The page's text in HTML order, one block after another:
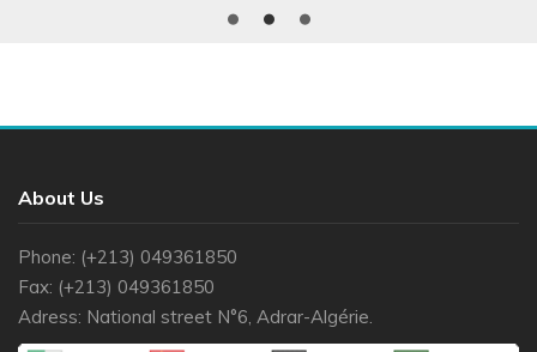
About Us
Phone: (+213) 049361850
Fax: (+213) 049361850
Adress: National street N°6, Adrar-Algérie.